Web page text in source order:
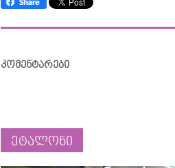
კომენტარები
ეტალონი